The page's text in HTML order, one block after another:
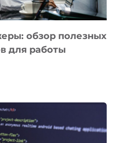
обзор полезных
для работы